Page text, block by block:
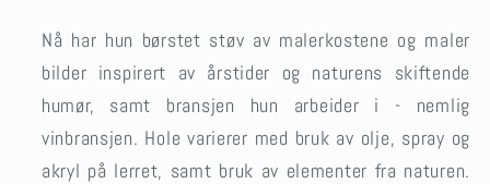
Nå har hun børstet støv av malerkostene og maler
bilder inspirert av årstider og naturens skiftende
humør, samt bransjen hun arbeider i - nemlig
vinbransjen. Hole varierer med bruk av olje, spray og
akryl på lerret, samt bruk av elementer fra naturen.